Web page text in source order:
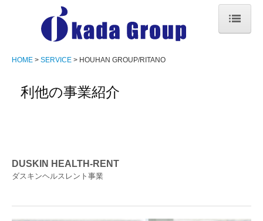
SERVICE
HOUHAN GROUP/RITANO
CONTACT
HOME SERVICE HOUHAN GROUP/RITANO
利他の事業紹介
DUSKIN HEALTH-RENT
ダスキンヘルスレント事業